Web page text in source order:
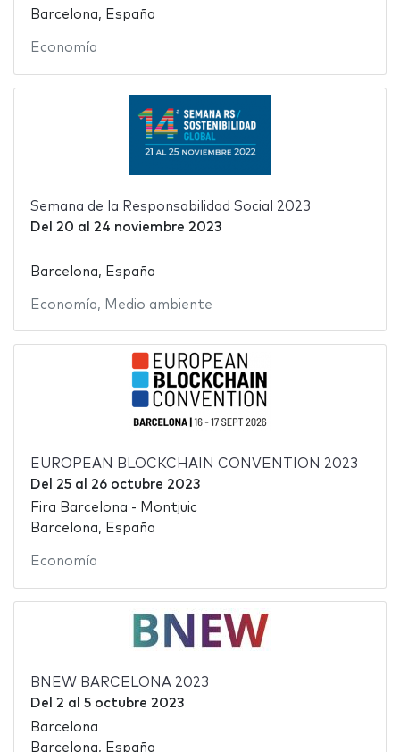
Barcelona, España
Economía
Semana de la Responsabilidad Social 2023
Del 20 al 24 noviembre 2023
Barcelona, España
Economía, Medio ambiente
EUROPEAN BLOCKCHAIN CONVENTION 2023
Del 25al 26 octubre 2023
Fira Barcelona - Montjuic
Barcelona, España
Economía
BNEW BARCELONA 2023
Del 2 al 5 octubre 2023
Barcelona
Barcelona, España